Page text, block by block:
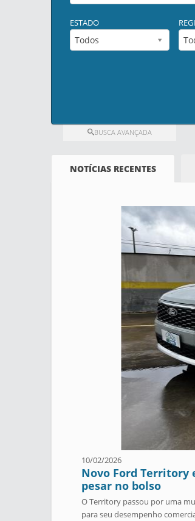
ESTADO
Todos
BUSCA AVANÇADA
NOTÍCIAS RECENTES
10/02/2026
Novo Ford Territory
pesar no bolso
O Territory passou por uma
para seu desempenho